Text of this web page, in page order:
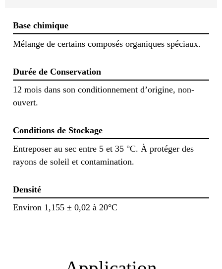
Base chimique
Mélange de certains composés organiques spéciaux.
Durée de Conservation
12 mois dans son conditionnement d’origine, non-
ouvert.
Conditions de Stockage
Entreposer au sec entre 5 et 35 °C. À protéger des
rayons de soleil et contamination.
Densité
Environ 1,155 ± 0,02 à 20°C